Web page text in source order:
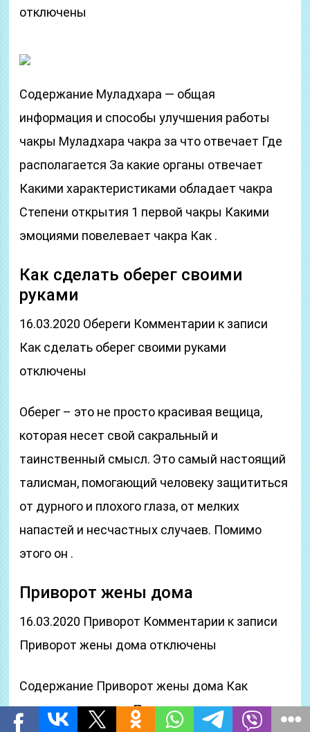
отключены
Содержание Муладхара — общая
информация и способы улучшения работы
чакры Муладхара чакра за что отвечает Где
располагается За какие органы отвечает
Какими характеристиками обладает чакра
Степени открытия 1 первой чакры Какими
эмоциями повелевает чакра Как .
Как сделать оберег своими
руками
16.03.2020 Обереги Комментарии к записи
Как сделать оберег своими руками
отключены
Оберег – это не просто красивая вещица,
которая несет свой сакральный и
таинственный смысл. Это самый настоящий
талисман, помогающий человеку защититься
от дурного и плохого глаза, от мелких
напастей и несчастных случаев. Помимо
этого он .
Приворот жены дома
16.03.2020 Приворот Комментарии к записи
Приворот жены дома отключены
Содержание Приворот жены дома Как
приворожить жену Приворот на огонь